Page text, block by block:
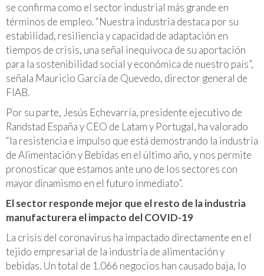
se confirma como el sector industrial más grande en
términos de empleo. “Nuestra industria destaca por su
estabilidad, resiliencia y capacidad de adaptación en
tiempos de crisis, una señal inequívoca de su aportación
para la sostenibilidad social y económica de nuestro país”,
señala Mauricio García de Quevedo, director general de
FIAB.
Por su parte, Jesús Echevarría, presidente ejecutivo de
Randstad España y CEO de Latam y Portugal, ha valorado
“la resistencia e impulso que está demostrando la industria
de Alimentación y Bebidas en el último año, y nos permite
pronosticar que estamos ante uno de los sectores con
mayor dinamismo en el futuro inmediato”.
El sector responde mejor que el resto de la industria
manufacturera el impacto del COVID-19
La crisis del coronavirus ha impactado directamente en el
tejido empresarial de la industria de alimentación y
bebidas. Un total de 1.066 negocios han causado baja, lo